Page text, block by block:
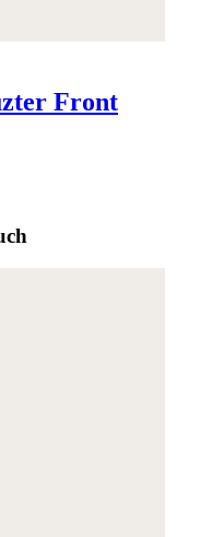
Front